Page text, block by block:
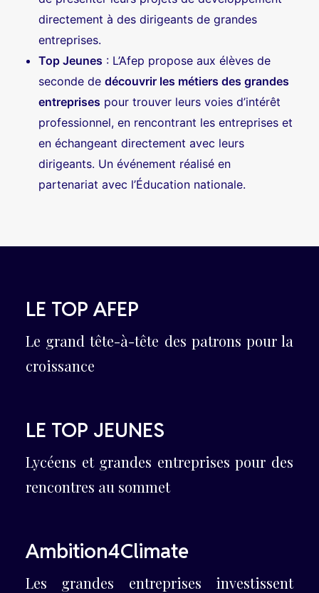
directement à des dirigeants de grandes
entreprises.
Top Jeunes : L’Afep propose aux élèves de
seconde de découvrir les métiers des grandes
entreprises pour trouver leurs voies d’intérêt
professionnel, en rencontrant les entreprises et
en échangeant directement avec leurs
dirigeants. Un événement réalisé en
partenariat avec l’Éducation nationale.
LE TOP AFEP
Le grand tête-à-tête des patrons pour la
croissance
LE TOP JEUNES
Lycéens et grandes entreprises pour des
rencontres au sommet
Ambition4Climate
Les grandes entreprises investissent